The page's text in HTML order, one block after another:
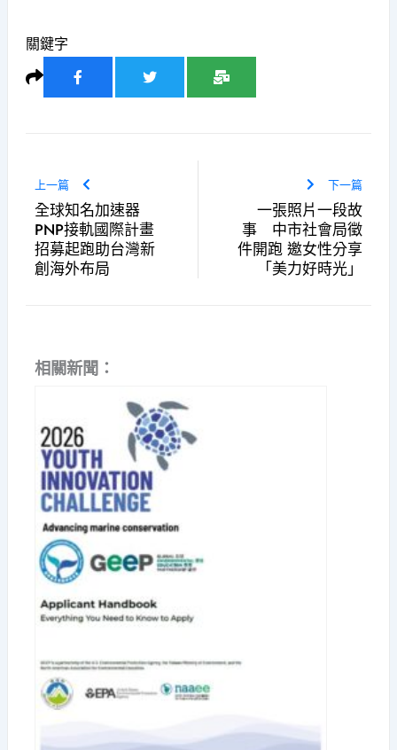
關鍵字
上一篇
全球知名加速器
PNP接軌國際計畫
招募起跑助台灣新
創海外布局
下一篇
一張照片一段故
事 中市社會局徵
件開跑 邀女性分享
「美力好時光」
相關新聞：